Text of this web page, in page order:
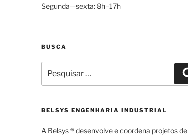
Segunda—sexta: 8h–17h
BUSCA
por:
BELSYS ENGENHARIA INDUSTRIAL
A Belsys ® desenvolve e coordena projetos de